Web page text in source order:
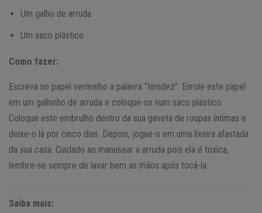
Um galho de arruda
Um saco plástico
Como fazer:
Escreva no papel vermelho a palavra “timidez”. Enrole este papel
em um galhinho de arruda e coloque-os num saco plástico.
Coloque este embrulho dentro da sua gaveta de roupas íntimas e
deixe-o lá por cinco dias. Depois, jogue-o em uma lixeira afastada
da sua casa. Cuidado ao manusear a arruda pois ela é tóxica,
lembre-se sempre de lavar bem as mãos após tocá-la.
Saiba mais: